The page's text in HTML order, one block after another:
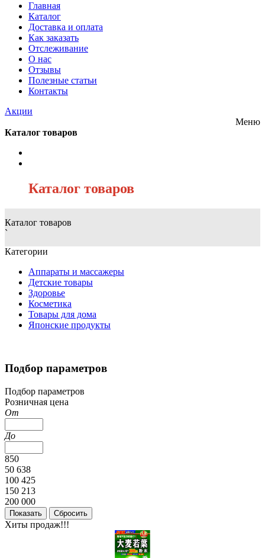
Главная
Каталог
Доставка и оплата
Как заказать
Отслеживание
О нас
Отзывы
Полезные статьи
Контакты
Акции
Меню
Каталог товаров
Каталог товаров
Каталог товаров
`
Категории
Аппараты и массажеры
Детские товары
Здоровье
Косметика
Товары для дома
Японские продукты
Подбор параметров
Подбор параметров
Розничная цена
От
До
850
50 638
100 425
150 213
200 000
Хиты продаж!!!